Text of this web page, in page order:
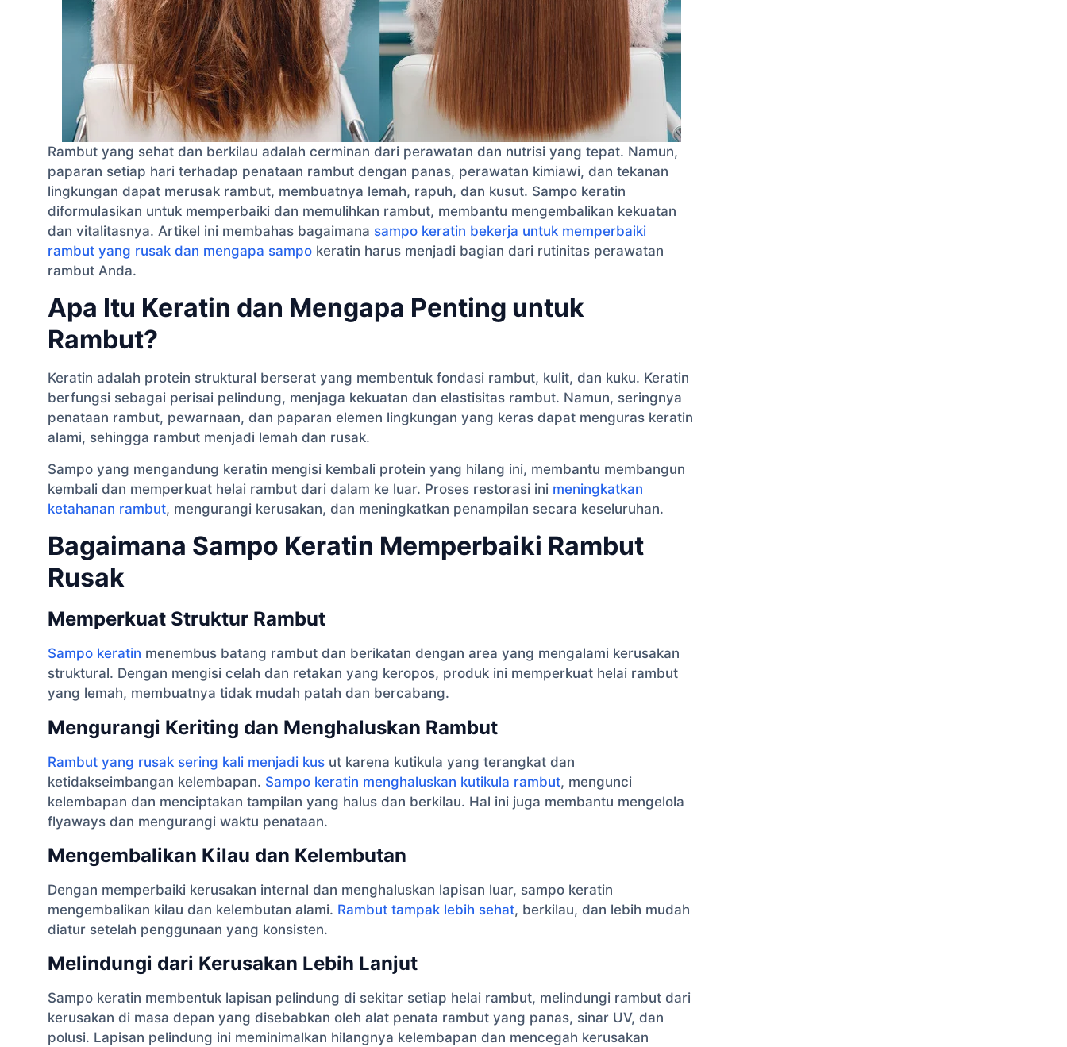
Rambut yang sehat dan berkilau adalah cerminan dari perawatan dan nutrisi yang tepat. Namun,
paparan setiap hari terhadap penataan rambut dengan panas, perawatan kimiawi, dan tekanan
lingkungan dapat merusak rambut, membuatnya lemah, rapuh, dan kusut. Sampo keratin
diformulasikan untuk memperbaiki dan memulihkan rambut, membantu mengembalikan kekuatan
dan vitalitasnya. Artikel ini membahas bagaimana sampo keratin bekerja untuk memperbaiki
rambut yang rusak dan mengapa sampo keratin harus menjadi bagian dari rutinitas perawatan
rambut Anda.
Apa Itu Keratin dan Mengapa Penting untuk
Rambut?
Keratin adalah protein struktural berserat yang membentuk fondasi rambut, kulit, dan kuku. Keratin
berfungsi sebagai perisai pelindung, menjaga kekuatan dan elastisitas rambut. Namun, seringnya
penataan rambut, pewarnaan, dan paparan elemen lingkungan yang keras dapat menguras keratin
alami, sehingga rambut menjadi lemah dan rusak.
Sampo yang mengandung keratin mengisi kembali protein yang hilang ini, membantu membangun
kembali dan memperkuat helai rambut dari dalam ke luar. Proses restorasi ini meningkatkan
ketahanan rambut, mengurangi kerusakan, dan meningkatkan penampilan secara keseluruhan.
Bagaimana Sampo Keratin Memperbaiki Rambut
Rusak
Memperkuat Struktur Rambut
Sampo keratin menembus batang rambut dan berikatan dengan area yang mengalami kerusakan
struktural. Dengan mengisi celah dan retakan yang keropos, produk ini memperkuat helai rambut
yang lemah, membuatnya tidak mudah patah dan bercabang.
Mengurangi Keriting dan Menghaluskan Rambut
Rambut yang rusak sering kali menjadi kus ut karena kutikula yang terangkat dan
ketidakseimbangan kelembapan. Sampo keratin menghaluskan kutikula rambut, mengunci
kelembapan dan menciptakan tampilan yang halus dan berkilau. Hal ini juga membantu mengelola
flyaways dan mengurangi waktu penataan.
Mengembalikan Kilau dan Kelembutan
Dengan memperbaiki kerusakan internal dan menghaluskan lapisan luar, sampo keratin
mengembalikan kilau dan kelembutan alami. Rambut tampak lebih sehat, berkilau, dan lebih mudah
diatur setelah penggunaan yang konsisten.
Melindungi dari Kerusakan Lebih Lanjut
Sampo keratin membentuk lapisan pelindung di sekitar setiap helai rambut, melindungi rambut dari
kerusakan di masa depan yang disebabkan oleh alat penata rambut yang panas, sinar UV, dan
polusi. Lapisan pelindung ini meminimalkan hilangnya kelembapan dan mencegah kerusakan